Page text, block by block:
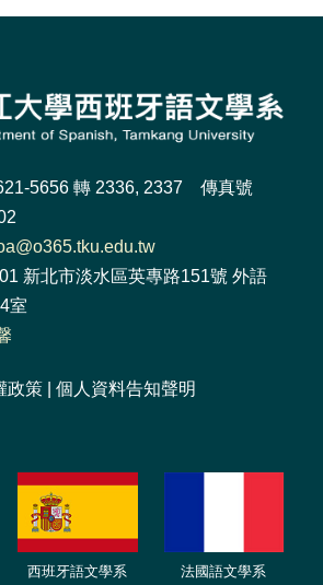
5656 轉 2336, 2337 傳真號
新北市淡水區英專路151號 外語
室
政策 個人資料告知聲明
西班牙語文學系 法國語文學系